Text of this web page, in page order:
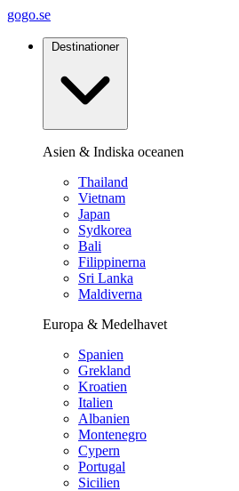
gogo.se
Destinationer
Asien & Indiska oceanen
Thailand
Vietnam
Japan
Sydkorea
Bali
Filippinerna
Sri Lanka
Maldiverna
Europa & Medelhavet
Spanien
Grekland
Kroatien
Italien
Albanien
Montenegro
Cypern
Portugal
Sicilien